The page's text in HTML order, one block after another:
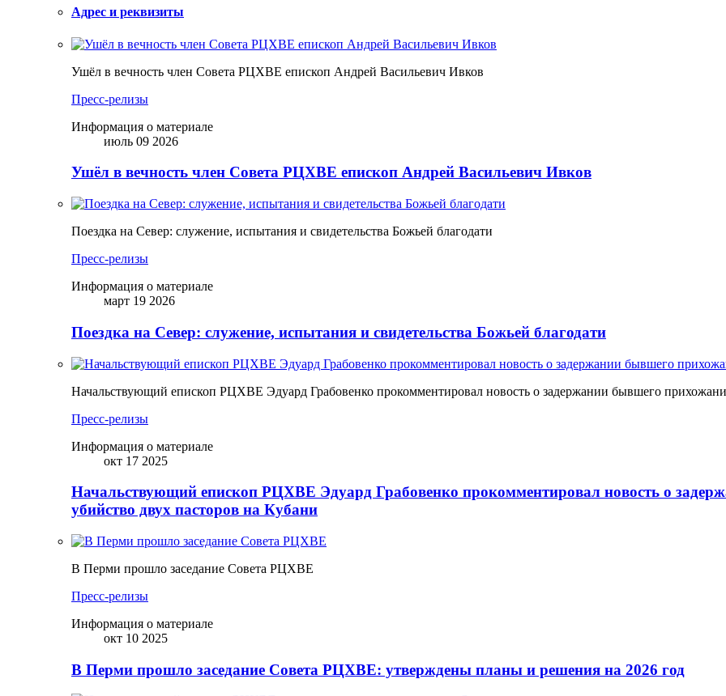
Адрес и реквизиты
Ушёл в вечность член Совета РЦХВЕ епископ Андрей Васильевич Ивков
Пресс-релизы
Информация о материале
июль 09 2026
Ушёл в вечность член Совета РЦХВЕ епископ Андрей Васильевич Ивков
Поездка на Север: служение, испытания и свидетельства Божьей благодати
Пресс-релизы
Информация о материале
март 19 2026
Поездка на Север: служение, испытания и свидетельства Божьей благодати
Начальствующий епископ РЦХВЕ Эдуард Грабовенко прокомментировал новость о задержании бывшего
Пресс-релизы
Информация о материале
окт 17 2025
Начальствующий епископ РЦХВЕ Эдуард Грабовенко прокомментировал новость о
убийство двух пасторов на Кубани
В Перми прошло заседание Совета РЦХВЕ
Пресс-релизы
Информация о материале
окт 10 2025
В Перми прошло заседание Совета РЦХВЕ: утверждены планы и решения на 2026 год